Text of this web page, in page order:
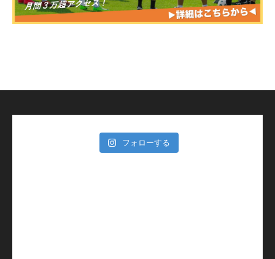
フォローする